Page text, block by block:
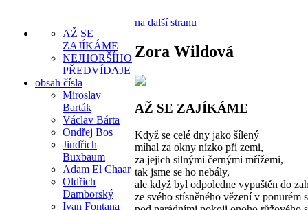
AŽ SE
ZAJÍKÁME
NEJHORŠÍHO
PŘEDVÍDAJE
obsah čísla
Miroslav
Barták
Václav Bárta
Ondřej Bos
Jindřich
Buxbaum
Adam El Chaar
Oldřich
Damborský
Ivan Fontana
na další stranu
Zora Wildová
AŽ SE ZAJÍKÁME
Když se celé dny jako šílený
míhal za okny nízko při zemi,
za jejich silnými černými mřížemi,
tak jsme se ho nebály,
ale když byl odpoledne vypuštěn do
ze svého stísněného vězení v ponurém